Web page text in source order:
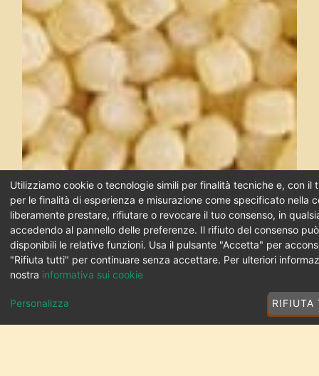
Utilizziamo cookie o tecnologie simili per finalità tecniche e, con il
per le finalità di esperienza e misurazione come specificato nella
liberamente prestare, rifiutare o revocare il tuo consenso, in
accedendo al pannello delle preferenze. Il rifiuto del consenso
disponibili le relative funzioni. Usa il pulsante "Accetta" per
"Rifiuta tutti" per continuare senza accettare. Per ulteriori
nostra informativa sui cookie
Personalizza RIFIUTA